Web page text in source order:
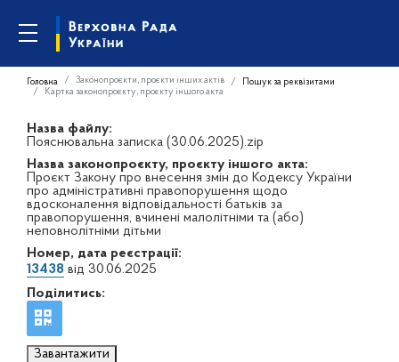
Головна Законопроєкти, проєкти інших актів
Пошук за реквізитами
Картка законопроєкту, проєкту іншого акта
Назва файлу:
Пояснювальна записка (30.06.2025).zip
Назва законопроєкту, проєкту іншого акта:
Проєкт Закону про внесення змін до Кодексу України
про адміністративні правопорушення щодо
вдосконалення відповідальності батьків за
правопорушення, вчинені малолітніми та (або)
неповнолітніми дітьми
Номер, дата реєстрації:
13438 від 30.06.2025
Поділитись:
Завантажити